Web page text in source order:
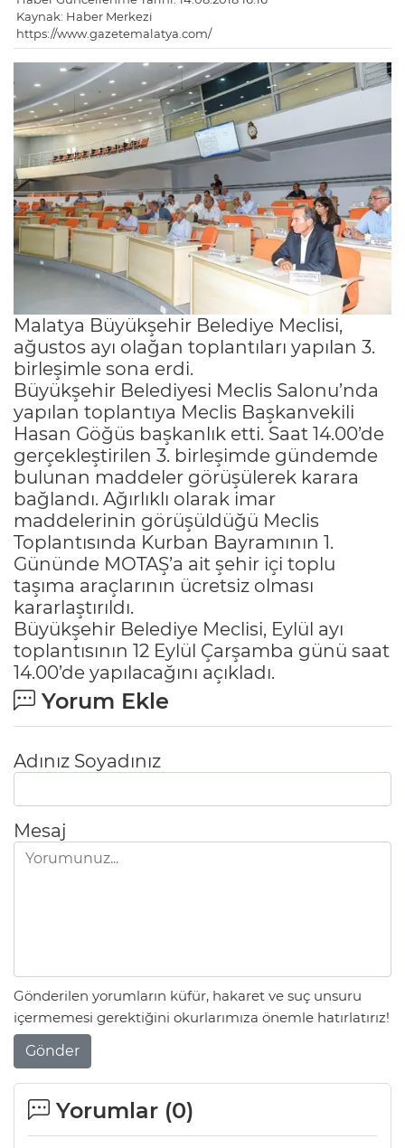
Kaynak: Haber Merkezi
https://www.gazetemalatya.com/
Malatya Büyükşehir Belediye Meclisi,
ağustos ayı olağan toplantıları yapılan 3.
birleşimle sona erdi.
Büyükşehir Belediyesi Meclis Salonu’nda
yapılan toplantıya Meclis Başkanvekili
Hasan Göğüs başkanlık etti. Saat 14.00’de
gerçekleştirilen 3. birleşimde gündemde
bulunan maddeler görüşülerek karara
bağlandı. Ağırlıklı olarak imar
maddelerinin görüşüldüğü Meclis
Toplantısında Kurban Bayramının 1.
Gününde MOTAŞ’a ait şehir içi toplu
taşıma araçlarının ücretsiz olması
kararlaştırıldı.
Büyükşehir Belediye Meclisi, Eylül ayı
toplantısının 12 Eylül Çarşamba günü saat
14.00’de yapılacağını açıkladı.
Yorum Ekle
Adınız Soyadınız
Mesaj
Gönderilen yorumların küfür, hakaret ve suç unsuru
içermemesi gerektiğini okurlarımıza önemle hatırlatırız!
Gönder
Yorumlar (0)